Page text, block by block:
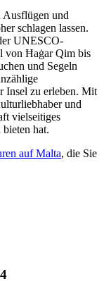
Ausflügen und
schlagen lassen.
UNESCO-
von Ħaġar Qim bis
und Segeln
Insel zu erleben. Mit
und
vielseitiges
hat.
auf Malta, die Sie